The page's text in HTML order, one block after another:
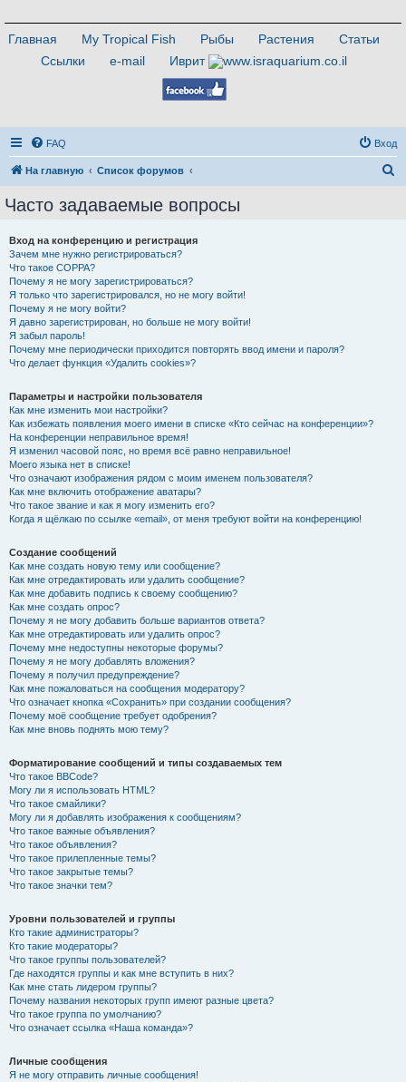
Главная My Tropical Fish Рыбы Растения
Статьи
Ссылки
e-mail Иврит
FAQ Вход
На главную Список форумов
Часто задаваемые вопросы
Вход на конференцию и регистрация
Зачем мне нужно регистрироваться?
Что такое COPPA?
Почему я не могу зарегистрироваться?
Я только что зарегистрировался, но не могу войти!
Почему я не могу войти?
Я давно зарегистрирован, но больше не могу войти!
Я забыл пароль!
Почему мне периодически приходится повторять ввод имени и пароля?
Что делает функция «Удалить cookies»?
Параметры и настройки пользователя
Как мне изменить мои настройки?
Как избежать появления моего имени в списке «Кто сейчас на конференции»?
На конференции неправильное время!
Я изменил часовой пояс, но время всё равно неправильное!
Моего языка нет в списке!
Что означают изображения рядом с моим именем пользователя?
Как мне включить отображение аватары?
Что такое звание и как я могу изменить его?
Когда я щёлкаю по ссылке «email», от меня требуют войти на конференцию!
Создание сообщений
Как мне создать новую тему или сообщение?
Как мне отредактировать или удалить сообщение?
Как мне добавить подпись к своему сообщению?
Как мне создать опрос?
Почему я не могу добавить больше вариантов ответа?
Как мне отредактировать или удалить опрос?
Почему мне недоступны некоторые форумы?
Почему я не могу добавлять вложения?
Почему я получил предупреждение?
Как мне пожаловаться на сообщения модератору?
Что означает кнопка «Сохранить» при создании сообщения?
Почему моё сообщение требует одобрения?
Как мне вновь поднять мою тему?
Форматирование сообщений и типы создаваемых тем
Что такое BBCode?
Могу ли я использовать HTML?
Что такое смайлики?
Могу ли я добавлять изображения к сообщениям?
Что такое важные объявления?
Что такое объявления?
Что такое прилепленные темы?
Что такое закрытые темы?
Что такое значки тем?
Уровни пользователей и группы
Кто такие администраторы?
Кто такие модераторы?
Что такое группы пользователей?
Где находятся группы и как мне вступить в них?
Как мне стать лидером группы?
Почему названия некоторых групп имеют разные цвета?
Что такое группа по умолчанию?
Что означает ссылка «Наша команда»?
Личные сообщения
Я не могу отправить личные сообщения!